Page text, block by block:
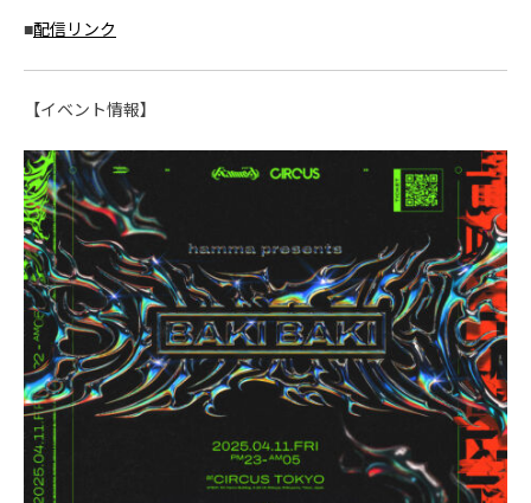
■配信リンク
【イベント情報】